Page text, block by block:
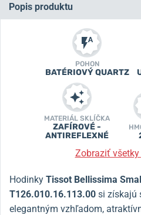
Popis produktu
POHON
BATÉRIOVÝ QUARTZ
MATERIÁL SKLÍČKA
ZAFÍROVÉ -
ANTIREFLEXNÉ
Zobraziť
Hodinky Tissot Bellissima
T126.010.16.113.00 si získajú
elegantným vzhľadom,